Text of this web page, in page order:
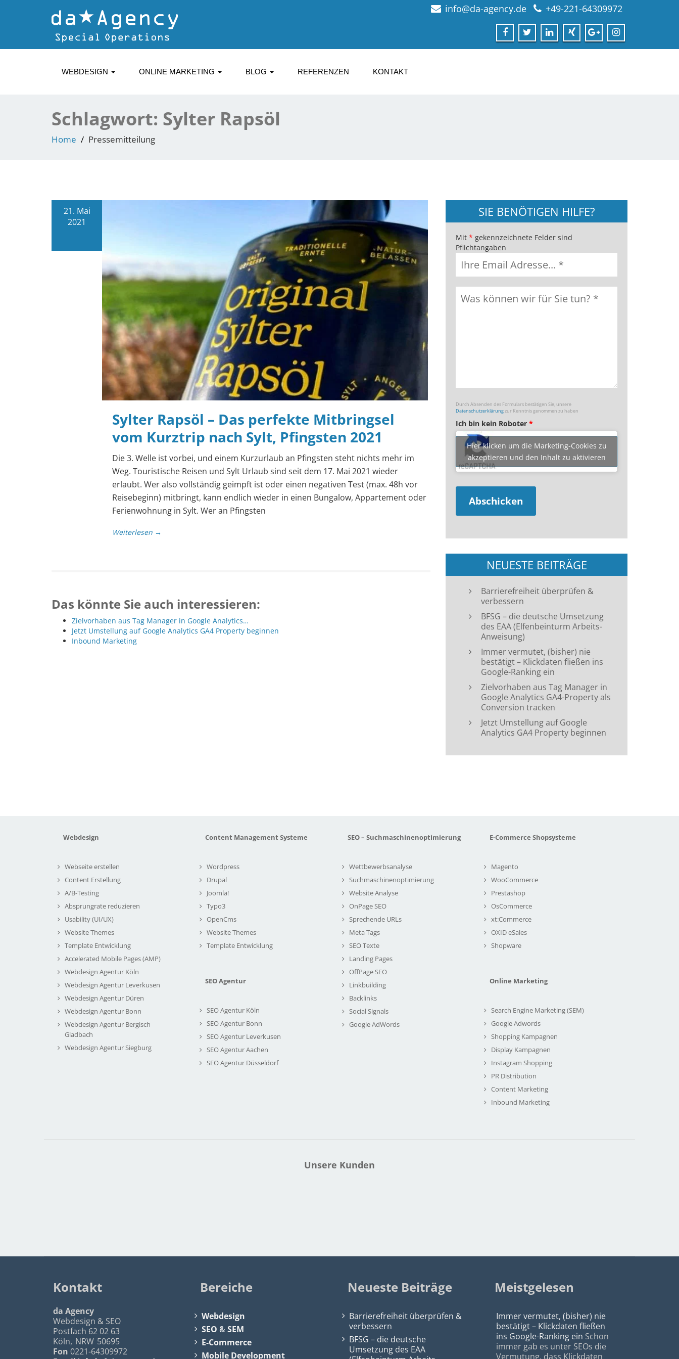
info@da-agency.de +49-221-64309972
WEBDESIGN ONLINE MARKETING BLOG REFERENZEN KONTAKT
Schlagwort: Sylter Rapsöl
Home Pressemitteilung
21. Mai
2021
Sylter Rapsöl – Das perfekte Mitbringsel
vom Kurztrip nach Sylt, Pfingsten 2021
Die 3. Welle ist vorbei, und einem Kurzurlaub an Pfingsten steht nichts mehr im
Weg. Touristische Reisen und Sylt Urlaub sind seit dem 17. Mai 2021 wieder
erlaubt. Wer also vollständig geimpft ist oder einen negativen Test (max. 48h vor
Reisebeginn) mitbringt, kann endlich wieder in einen Bungalow, Appartement oder
Ferienwohnung in Sylt. Wer an Pfingsten
Weiterlesen →
Das könnte Sie auch interessieren:
Zielvorhaben aus Tag Manager in Google Analytics…
Jetzt Umstellung auf Google Analytics GA4 Property beginnen
Inbound Marketing
SIE BENÖTIGEN HILFE?
Mit * gekennzeichnete Felder sind
Pflichtangaben
Durch Absenden des Formulars bestätigen Sie, unsere
Datenschutzerklärungzur Kenntnis genommen zu haben
Ich bin kein Roboter *
Hier klicken um die Marketing-Cookies zu
akzeptieren und den Inhalt zu aktivieren
NEUESTE BEITRÄGE
Barrierefreiheit überprüfen &
verbessern
BFSG – die deutsche Umsetzung
des EAA (Elfenbeinturm Arbeits-
Anweisung)
Immer vermutet, (bisher) nie
bestätigt – Klickdaten fließen ins
Google-Ranking ein
Zielvorhaben aus Tag Manager in
Google Analytics GA4-Property als
Conversion tracken
Jetzt Umstellung auf Google
Analytics GA4 Property beginnen
Webdesign
Webseite erstellen
Content Erstellung
A/B-Testing
Absprungrate reduzieren
Usability (UI/UX)
Website Themes
Template Entwicklung
Accelerated Mobile Pages (AMP)
Webdesign Agentur Köln
Webdesign Agentur Leverkusen
Webdesign Agentur Düren
Webdesign Agentur Bonn
Webdesign Agentur Bergisch
Gladbach
Webdesign Agentur Siegburg
Content Management Systeme
Wordpress
Drupal
Joomla!
Typo3
OpenCms
Website Themes
Template Entwicklung
SEO Agentur
SEO Agentur Köln
SEO Agentur Bonn
SEO Agentur Leverkusen
SEO Agentur Aachen
SEO Agentur Düsseldorf
SEO – Suchmaschinenoptimierung
Wettbewerbsanalyse
Suchmaschinenoptimierung
Website Analyse
OnPage SEO
Sprechende URLs
Meta Tags
SEO Texte
Landing Pages
OffPage SEO
Linkbuilding
Backlinks
Social Signals
Google AdWords
E-Commerce Shopsysteme
Magento
WooCommerce
Prestashop
OsCommerce
xt:Commerce
OXID eSales
Shopware
Online Marketing
Search Engine Marketing (SEM)
Google Adwords
Shopping Kampagnen
Display Kampagnen
Instagram Shopping
PR Distribution
Content Marketing
Inbound Marketing
Unsere Kunden
Kontakt
da Agency
Webdesign & SEO
Postfach 62 02 63
Köln, NRW 50695
Fon 0221-64309972
Bereiche
Webdesign
SEO &SEM
E-Commerce
Mobile Development
Neueste Beiträge
Barrierefreiheit überprüfen &
verbessern
BFSG – die deutsche
Umsetzung des EAA
Meistgelesen
Immer vermutet, (bisher) nie
bestätigt – Klickdaten fließen
ins Google-Ranking ein Schon
immer gab es unter SEOs die
Vermutung, dass Klickdaten